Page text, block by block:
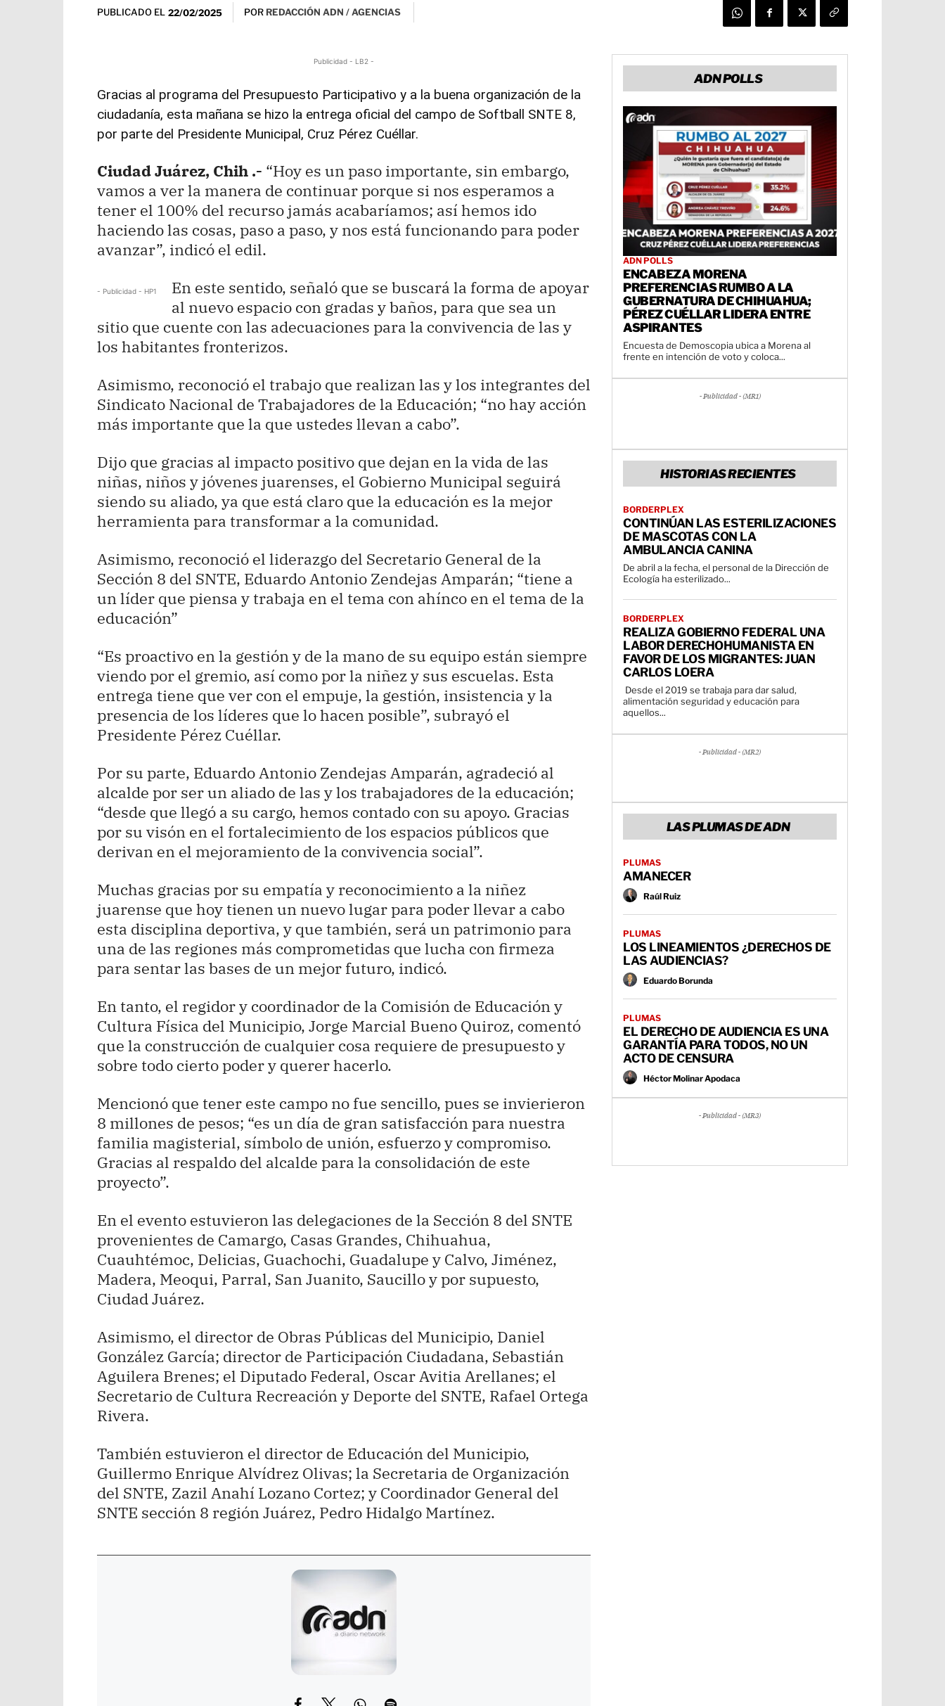
PUBLICADO EL 22/02/2025 POR REDACCIÓN ADN / AGENCIAS
Publicidad - LB2 -
Gracias al programa del Presupuesto Participativo y a la buena organización de la
ciudadanía, esta mañana se hizo la entrega oficial del campo de Softball SNTE 8,
por parte del Presidente Municipal, Cruz Pérez Cuéllar.
Ciudad Juárez, Chih .- “Hoy es un paso importante, sin embargo,
vamos a ver la manera de continuar porque si nos esperamos a
tener el 100% del recurso jamás acabaríamos; así hemos ido
haciendo las cosas, paso a paso, y nos está funcionando para poder
avanzar”, indicó el edil.
- Publicidad - HP1
En este sentido, señaló que se buscará la forma de apoyar
al nuevo espacio con gradas y baños, para que sea un
sitio que cuente con las adecuaciones para la convivencia de las y
los habitantes fronterizos.
Asimismo, reconoció el trabajo que realizan las y los integrantes del
Sindicato Nacional de Trabajadores de la Educación; “no hay acción
más importante que la que ustedes llevan a cabo”.
Dijo que gracias al impacto positivo que dejan en la vida de las
niñas, niños y jóvenes juarenses, el Gobierno Municipal seguirá
siendo su aliado, ya que está claro que la educación es la mejor
herramienta para transformar a la comunidad.
Asimismo, reconoció el liderazgo del Secretario General de la
Sección 8 del SNTE, Eduardo Antonio Zendejas Amparán; “tiene a
un líder que piensa y trabaja en el tema con ahínco en el tema de la
educación”
“Es proactivo en la gestión y de la mano de su equipo están siempre
viendo por el gremio, así como por la niñez y sus escuelas. Esta
entrega tiene que ver con el empuje, la gestión, insistencia y la
presencia de los líderes que lo hacen posible”, subrayó el
Presidente Pérez Cuéllar.
Por su parte, Eduardo Antonio Zendejas Amparán, agradeció al
alcalde por ser un aliado de las y los trabajadores de la educación;
“desde que llegó a su cargo, hemos contado con su apoyo. Gracias
por su visón en el fortalecimiento de los espacios públicos que
derivan en el mejoramiento de la convivencia social”.
Muchas gracias por su empatía y reconocimiento a la niñez
juarense que hoy tienen un nuevo lugar para poder llevar a cabo
esta disciplina deportiva, y que también, será un patrimonio para
una de las regiones más comprometidas que lucha con firmeza
para sentar las bases de un mejor futuro, indicó.
En tanto, el regidor y coordinador de la Comisión de Educación y
Cultura Física del Municipio, Jorge Marcial Bueno Quiroz, comentó
que la construcción de cualquier cosa requiere de presupuesto y
sobre todo cierto poder y querer hacerlo.
Mencionó que tener este campo no fue sencillo, pues se invierieron
8 millones de pesos; “es un día de gran satisfacción para nuestra
familia magisterial, símbolo de unión, esfuerzo y compromiso.
Gracias al respaldo del alcalde para la consolidación de este
proyecto”.
En el evento estuvieron las delegaciones de la Sección 8 del SNTE
provenientes de Camargo, Casas Grandes, Chihuahua,
Cuauhtémoc, Delicias, Guachochi, Guadalupe y Calvo, Jiménez,
Madera, Meoqui, Parral, San Juanito, Saucillo y por supuesto,
Ciudad Juárez.
Asimismo, el director de Obras Públicas del Municipio, Daniel
González García; director de Participación Ciudadana, Sebastián
Aguilera Brenes; el Diputado Federal, Oscar Avitia Arellanes; el
Secretario de Cultura Recreación y Deporte del SNTE, Rafael Ortega
Rivera.
También estuvieron el director de Educación del Municipio,
Guillermo Enrique Alvídrez Olivas; la Secretaria de Organización
del SNTE, Zazil Anahí Lozano Cortez; y Coordinador General del
SNTE sección 8 región Juárez, Pedro Hidalgo Martínez.
ADN POLLS
ADN POLLS
ENCABEZA MORENA
PREFERENCIAS RUMBO A LA
GUBERNATURA DE CHIHUAHUA;
PÉREZ CUÉLLAR LIDERA ENTRE
ASPIRANTES
Encuesta de Demoscopia ubica a Morena al
frente en intención de voto y coloca...
- Publicidad - (MR1)
HISTORIAS RECIENTES
BORDERPLEX
CONTINÚAN LAS ESTERILIZACIONES
DE MASCOTAS CON LA
AMBULANCIA CANINA
De abril a la fecha, el personal de la Dirección de
Ecología ha esterilizado...
BORDERPLEX
REALIZA GOBIERNO FEDERAL UNA
LABOR DERECHOHUMANISTA EN
FAVOR DE LOS MIGRANTES: JUAN
CARLOS LOERA
Desde el 2019 se trabaja para dar salud,
alimentación seguridad y educación para
aquellos...
- Publicidad - (MR2)
LAS PLUMAS DE ADN
PLUMAS
AMANECER
Raúl Ruiz
PLUMAS
LOS LINEAMIENTOS ¿DERECHOS DE
LAS AUDIENCIAS?
Eduardo Borunda
PLUMAS
EL DERECHO DE AUDIENCIA ES UNA
GARANTÍA PARA TODOS, NO UN
ACTO DE CENSURA
Héctor Molinar Apodaca
- Publicidad - (MR3)